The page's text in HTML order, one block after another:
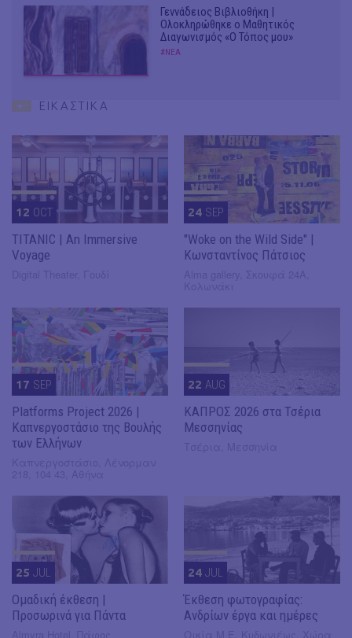
Γεννάδειος Βιβλιοθήκη |
Ολοκληρώθηκε ο Μαθητικός
Διαγωνισμός «Ο Τόπος μου»
#ΝΕΑ
ΕΙΚΑΣΤΙΚΑ
12 OCT
TITANIC | An Immersive
Voyage
24 SEP
"Woke on the Wild Side" |
Κωνσταντίνος Πάτσιος
17 SEP
Platforms Project 2026 |
Καπνεργοστάσιο της Βουλής
των Ελλήνων
22 AUG
ΚΑΠΡΟΣ 2026 στα Τσέρια
Μεσσηνίας
25 JUL
Ομαδική έκθεση |
Προσωρινά για Πάντα
24 JUL
Έκθεση φωτογραφίας:
Ανδρίων έργα και ημέρες